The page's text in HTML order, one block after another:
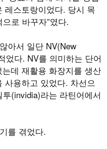
레스토랑이었다. 당시 목
로 바꾸자”였다.
아서 일단 NV(New
었다. NV를 의미하는 단어
데 재활용 화장지를 생산
사용하고 있었다. 차선으
(invidia)라는 라틴어에서
를 겪었다.